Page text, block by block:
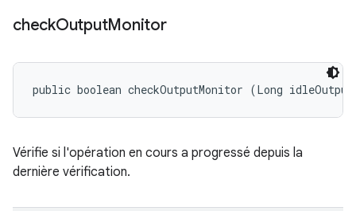
checkOutputMonitor
public boolean checkOutputMonitor (Long
Vérifie si l'opération en cours a progressé depuis la
dernière vérification.